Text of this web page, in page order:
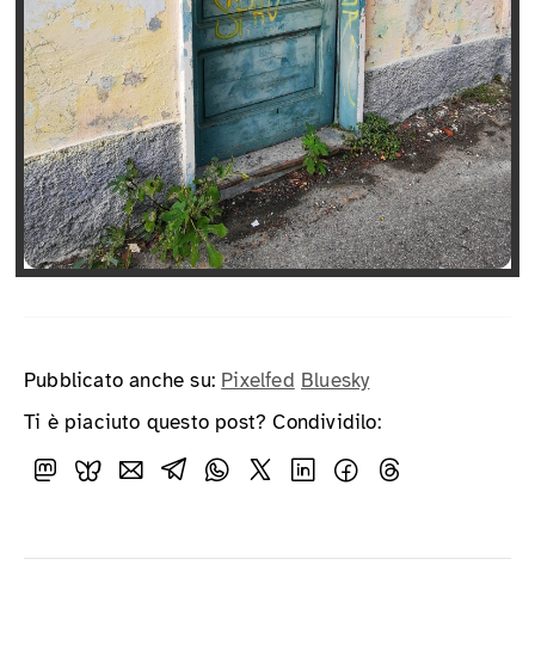
Pubblicato anche su: Pixelfed Bluesky
Ti è piaciuto questo post? Condividilo: